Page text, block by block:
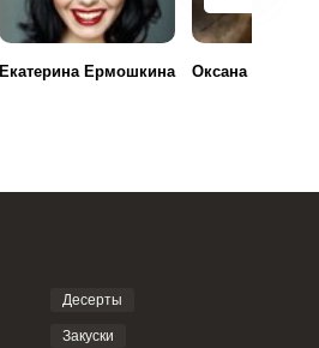
Екатерина Ермошкина Оксана
Десерты
Закуски